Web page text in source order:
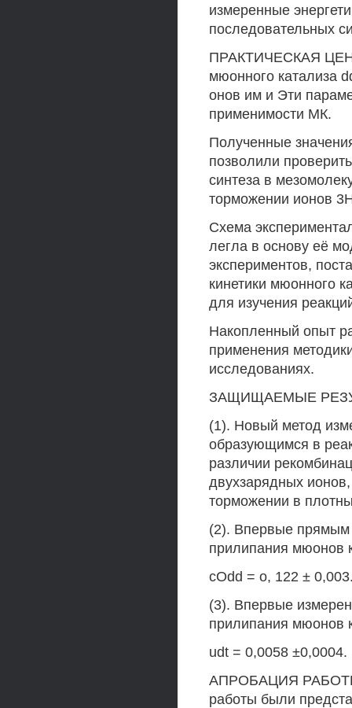
измеренные
последовательных
ПРАКТИЧЕСКАЯ
мюонного катализа
онов им и Эти
применимости МК.
Полученные
позволили
синтеза в
торможении ионов
Схема
легла в основу её
экспериментов,
кинетики мюонного
для изучения
Накопленный опыт
применения
исследованиях.
ЗАЩИЩАЕМЫЕ
(1). Новый метод
образующимся в
различии
двухзарядных
торможении в
(2). Впервые прямым
прилипания мюонов
сOdd = о, 122 ±
(3). Впервые
прилипания мюонов
udt = 0,0058 ±0,0004.
АПРОБАЦИЯ РАБОТЫ.
работы были